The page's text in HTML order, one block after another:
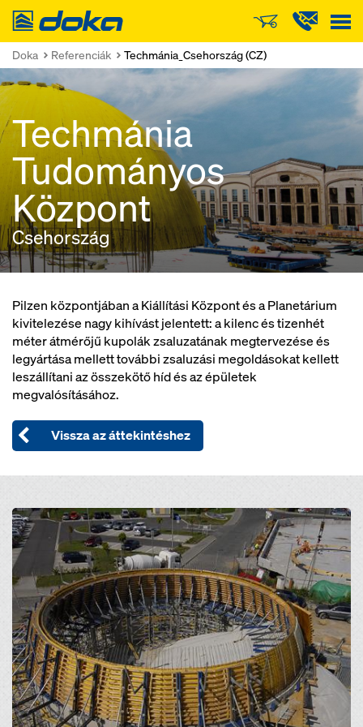
Doka
Doka Referenciák Techmánia_Csehország (CZ)
Techmánia
Tudományos
Központ
Csehország
Pilzen központjában a Kiállítási Központ és a Planetárium
kivitelezése nagy kihívást jelentett: a kilenc és tizenhét
méter átmérőjű kupolák zsaluzatának megtervezése és
legyártása mellett további zsaluzási megoldásokat kellett
leszállítani az összekötő híd és az épületek
megvalósításához.
Vissza az áttekintéshez
Open